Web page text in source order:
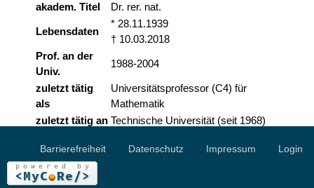
akadem. Titel Dr. rer. nat.
Lebensdaten
* 28.11.1939
† 10.03.2018
Prof. an der
Univ.
1988-2004
zuletzt tätig
als
Universitätsprofessor (C4) für
Mathematik
zuletzt tätig an Technische Universität (seit 1968)
Barrierefreiheit Datenschutz Impressum Login